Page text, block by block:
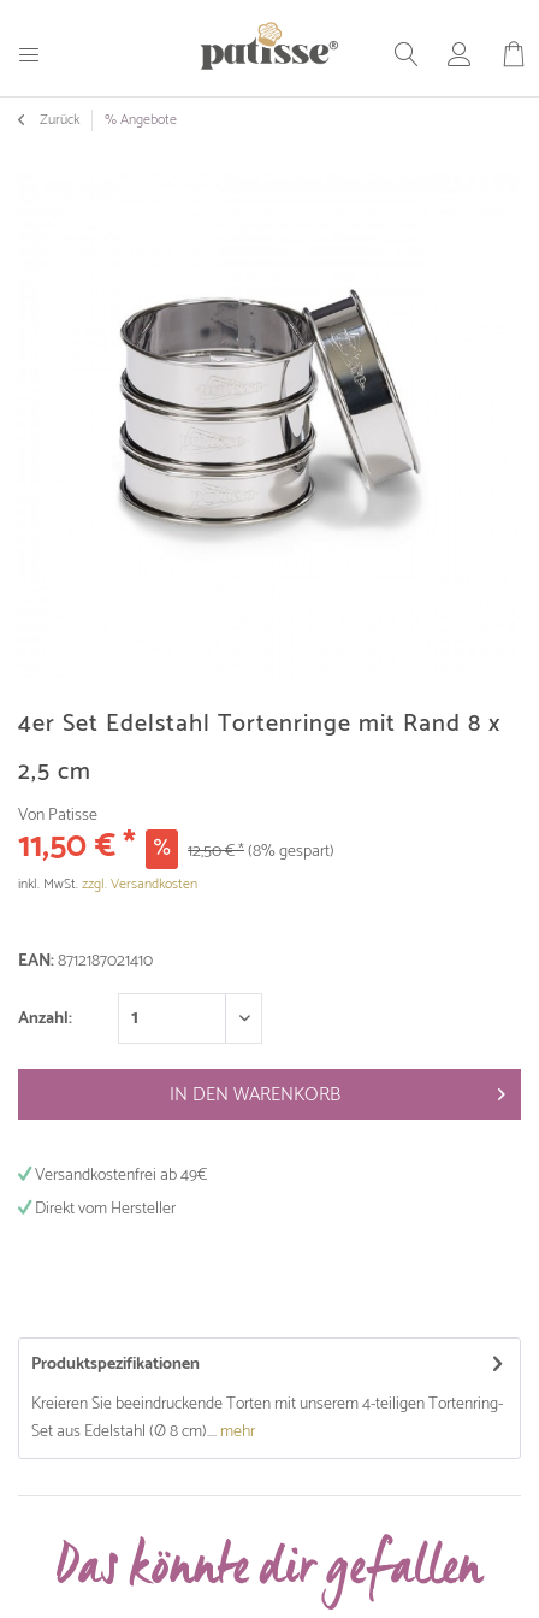
Zurück % Angebote
4er Set Edelstahl Tortenringe mit Rand 8 x
2,5 cm
Von Patisse
11,50 € * 12,50 € *(8% gespart)
inkl. MwSt.zzgl. Versandkosten
EAN:8712187021410
Anzahl:
IN DENWARENKORB
Versandkostenfrei ab 49€
Direkt vom Hersteller
Produktspezifikationen
Kreieren Sie beeindruckende Torten mit unserem 4-teiligen Tortenring-
Set aus Edelstahl (Ø 8 cm)....mehr
Das könnte dir gefallen